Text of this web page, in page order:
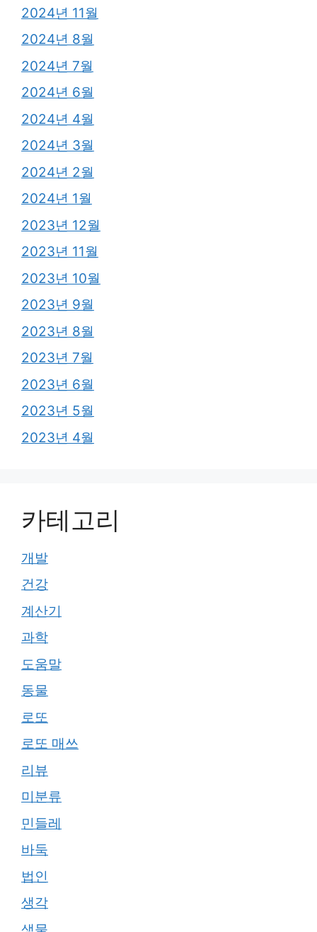
2024년 11월
2024년 8월
2024년 7월
2024년 6월
2024년 4월
2024년 3월
2024년 2월
2024년 1월
2023년 12월
2023년 11월
2023년 10월
2023년 9월
2023년 8월
2023년 7월
2023년 6월
2023년 5월
2023년 4월
카테고리
개발
건강
계산기
과학
도움말
동물
로또
로또 매쓰
리뷰
미분류
민들레
바둑
법인
생각